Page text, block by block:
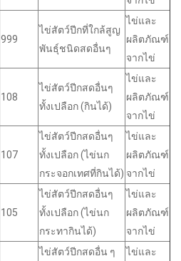
999
ไข่สัตว์ปีกที่ใกล้สูญ
พันธุ์ชนิดสดอื่นๆ
ไข่และ
ผลิตภัณฑ์
จากไข่
108
ไข่สัตว์ปีกสดอื่นๆ
ทั้งเปลือก (กินได้)
ไข่และ
ผลิตภัณฑ์
จากไข่
107
ไข่สัตว์ปีกสดอื่นๆ
ทั้งเปลือก (ไข่นก
กระจอกเทศที่กินได้)
ไข่และ
ผลิตภัณฑ์
จากไข่
105
ไข่สัตว์ปีกสดอื่นๆ
ทั้งเปลือก (ไข่นก
กระทากินได้)
ไข่และ
ผลิตภัณฑ์
จากไข่
ไข่สัตว์ปีกสดอื่น ๆ
ไข่และ